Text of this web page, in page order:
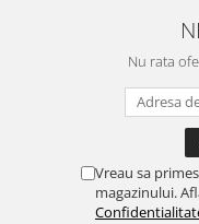
Nu rata
Vreau sa
magazinului.